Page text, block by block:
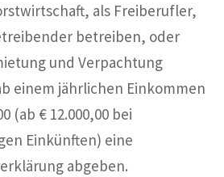
als Freiberufler,
betreiben, oder
und Verpachtung
einem jährlichen Einkommen
(ab € 12.000,00 bei
Einkünften) eine
abgeben.